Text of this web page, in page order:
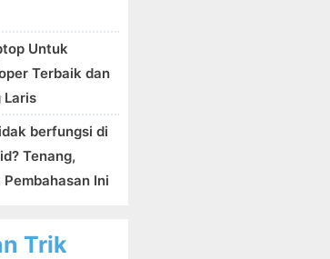
Untuk
Terbaik dan
Laris
berfungsi di
Tenang,
Pembahasan Ini
Trik